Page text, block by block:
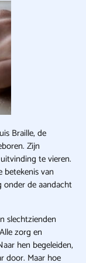
Braille, de
Zijn
te vieren.
van
onder de aandacht
slechtzienden
zorg en
hen begeleiden,
door. Maar hoe